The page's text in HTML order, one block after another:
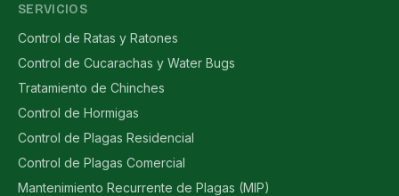
SERVICIOS
Control de Ratas y Ratones
Control de Cucarachas y Water Bugs
Tratamiento de Chinches
Control de Hormigas
Control de Plagas Residencial
Control de Plagas Comercial
Mantenimiento Recurrente de Plagas (MIP)